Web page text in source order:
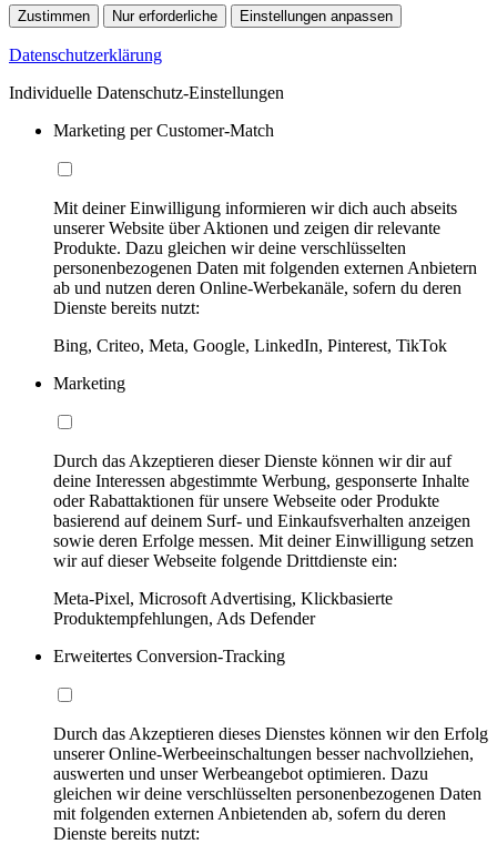
Zustimmen Nur erforderliche Einstellungen anpassen
Datenschutzerklärung
Individuelle Datenschutz-Einstellungen
Marketing per Customer-Match
Mit deiner Einwilligung informieren wir dich auch abseits
unserer Website über Aktionen und zeigen dir relevante
Produkte. Dazu gleichen wir deine verschlüsselten
personenbezogenen Daten mit folgenden externen Anbietern
ab und nutzen deren Online-Werbekanäle, sofern du deren
Dienste bereits nutzt:
Bing, Criteo, Meta, Google, LinkedIn, Pinterest, TikTok
Marketing
Durch das Akzeptieren dieser Dienste können wir dir auf
deine Interessen abgestimmte Werbung, gesponserte Inhalte
oder Rabattaktionen für unsere Webseite oder Produkte
basierend auf deinem Surf- und Einkaufsverhalten anzeigen
sowie deren Erfolge messen. Mit deiner Einwilligung setzen
wir auf dieser Webseite folgende Drittdienste ein:
Meta-Pixel, Microsoft Advertising, Klickbasierte
Produktempfehlungen, Ads Defender
Erweitertes Conversion-Tracking
Durch das Akzeptieren dieses Dienstes können wir den Erfolg
unserer Online-Werbeeinschaltungen besser nachvollziehen,
auswerten und unser Werbeangebot optimieren. Dazu
gleichen wir deine verschlüsselten personenbezogenen Daten
mit folgenden externen Anbietenden ab, sofern du deren
Dienste bereits nutzt: